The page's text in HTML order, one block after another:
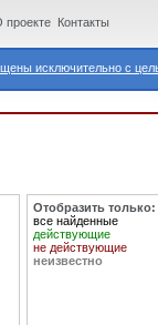
исключительно с
проекте Контакты
Отобразить только:
все найденные
действующие
не действующие
неизвестно